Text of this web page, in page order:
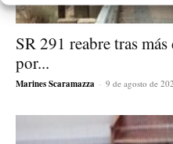
SR 291 reabre tras
por...
Marines Scaramazza - 9 de agosto de